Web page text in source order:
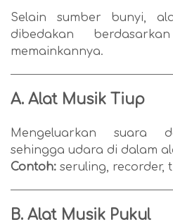
Selain sumber bunyi,
dibedakan
memainkannya.
A. Alat Musik Tiup
Mengeluarkan suara
sehingga udara di dalam
Contoh: seruling, recorder,
B. Alat Musik Pukul